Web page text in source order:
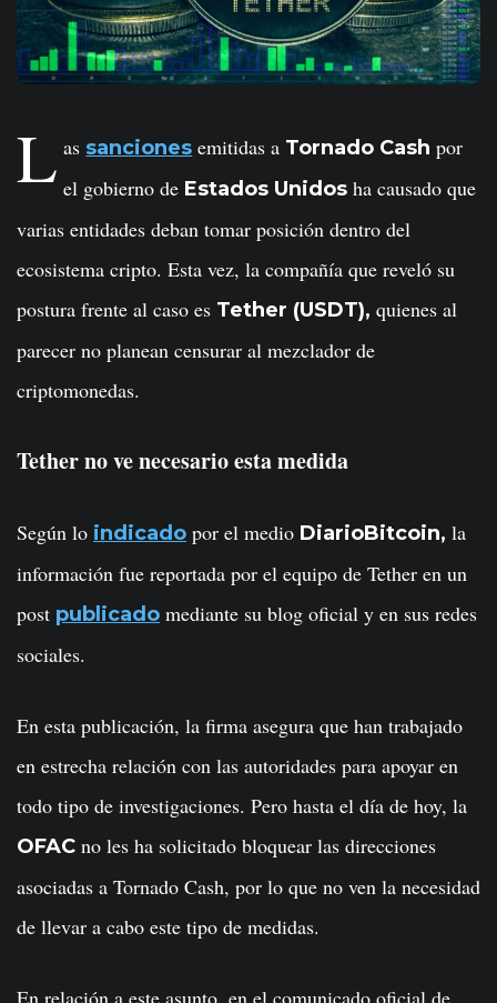
L as sanciones emitidas a Tornado Cash por
el gobierno de Estados Unidos ha causado que
varias entidades deban tomar posición dentro del
ecosistema cripto. Esta vez, la compañía que reveló su
postura frente al caso es Tether (USDT), quienes al
parecer no planean censurar al mezclador de
criptomonedas.
Tether no ve necesario esta medida
Según lo indicado por el medio DiarioBitcoin, la
información fue reportada por el equipo de Tether en un
post publicado mediante su blog oficial y en sus redes
sociales.
En esta publicación, la firma asegura que han trabajado
en estrecha relación con las autoridades para apoyar en
todo tipo de investigaciones. Pero hasta el día de hoy, la
OFAC no les ha solicitado bloquear las direcciones
asociadas a Tornado Cash, por lo que no ven la necesidad
de llevar a cabo este tipo de medidas.
En relación a este asunto, en el comunicado oficial de